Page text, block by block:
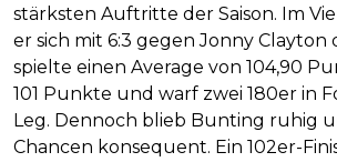
stärksten Auftritte der Saison. Im
er sich mit 6:3 gegen Jonny Clayton
spielte einen Average von 104,90
101 Punkte und warf zwei 180er in
Leg. Dennoch blieb Bunting ruhig
Chancen konsequent. Ein 102er-